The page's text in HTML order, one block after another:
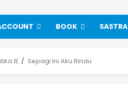
BOOK SASTRA
IE Sepagi Ini Aku Rindu